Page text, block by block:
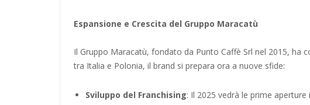
Espansione e Crescita del Gruppo Maracatù
Il Gruppo Maracatù, fondato da Punto Caffè Srl nel 2015, ha
tra Italia e Polonia, il brand si prepara ora a nuove sfide:
Sviluppo del Franchising: Il 2025 vedrà le prime